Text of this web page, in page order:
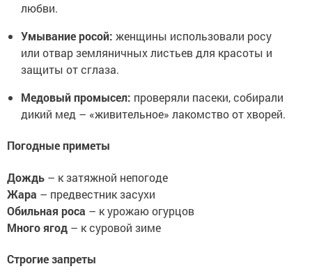
любви.
Умывание росой: женщины использовали росу
или отвар земляничных листьев для красоты и
защиты от сглаза.
Медовый промысел: проверяли пасеки, собирали
дикий мед – «живительное» лакомство от хворей.
Погодные приметы
Дождь – к затяжной непогоде
Жара – предвестник засухи
Обильная роса – к урожаю огурцов
Много ягод – к суровой зиме
Строгие запреты